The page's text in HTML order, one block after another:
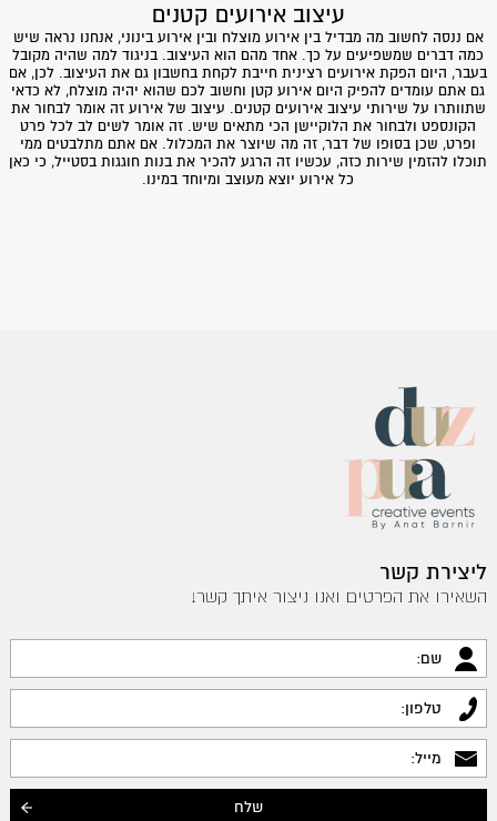
מה זה אומר בפועל עיצוב אירועים קטנים?
מעולם לא יצא לכם לפני כן להזמין שירותי עיצוב אירועים קטנים? אם כך, ברור
שאתם לא לגמרי יודעים למה לצפות. חשוב להבין שכאשר מדברים על שירותי
עיצוב אירועים, מדברים על תשומת הלב שכל פרט מקבל. זה אומר אפילו לבחור
את הצבעים הנכונים ואת הקישוטים המתאימים. אם לכל זה נוסיף גם את
המיקום הנכון ואת האטרקציות הכי אטרקטיביות שיש, הרי לכם חגיגה שאנשים
לא יפסיקו לדבר עליה!
ליצירת קשר
השאירו את הפרטים ואנו ניצור איתך קשר!